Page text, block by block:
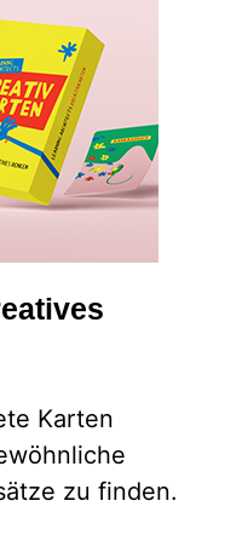
Karten
zu finden.